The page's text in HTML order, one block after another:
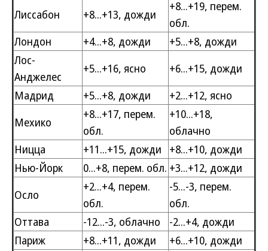
Лиссабон +8...+13, дожди
+8...+19, перем.
обл.
Лондон
+4...+8, дожди
+5...+8, дожди
Лос-
Анджелес
+5...+16, ясно
+6...+15, дожди
Мадрид
+5...+8, дожди
+2...+12, ясно
Мехико
+8...+17, перем.
обл.
+10...+18,
облачно
Ницца
+11...+15, дожди
+8...+10, дожди
Нью-Йорк
0...+8, перем. обл. +3...+12, дожди
Осло
+2...+4, перем.
обл.
-5...-3, перем.
обл.
Оттава
-12...-3, облачно
-2...+4, дожди
Париж
+8...+11, дожди
+6...+10, дожди